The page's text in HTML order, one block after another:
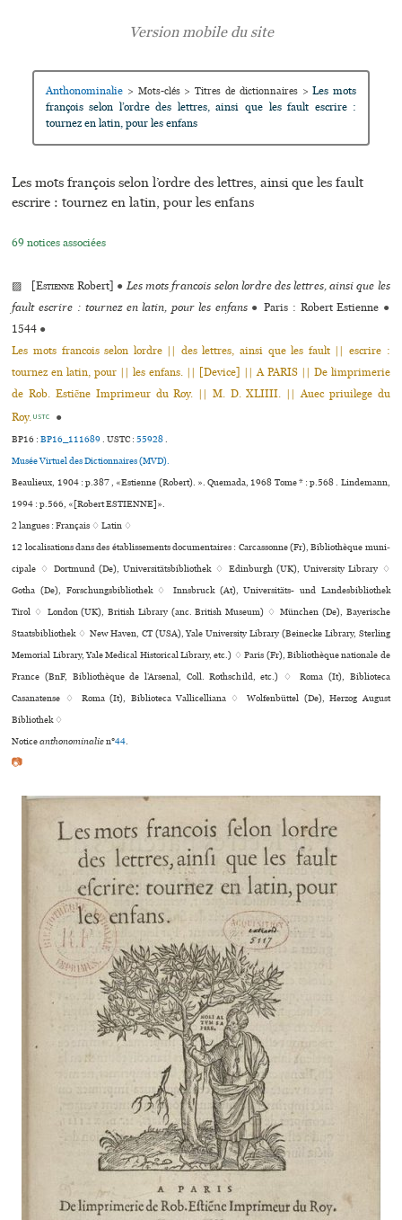
Anthonominalie > Mots-clés > Titres de dictionnaires > Les mots
françois selon l’ordre des lettres, ainsi que les fault escrire :
tournez en latin, pour les enfans
Les mots françois selon l’ordre des lettres, ainsi que les fault
escrire : tournez en latin, pour les enfans
69 notices associées
▨ [Estienne Robert] ● Les mots francois selon lordre des lettres, ainsi que les
fault escrire : tournez en latin, pour les enfans ● Paris : Robert Estienne ●
1544 ●
Les mots francois selon lordre || des lettres, ainsi que les fault || escrire :
tournez en latin, pour || les enfans. || [Device] || A PARIS || De limprimerie
de Rob. Estiẽne Imprimeur du Roy. || M. D. XLIIII. || Auec priuilege du
Roy. USTC ●
BP16 :BP16_111689.USTC :55928.
Musée Virtuel des Dictionnaires (MVD).
Beaulieux, 1904 : p.387 , «Estienne (Robert). ». Quemada, 1968 Tome * : p.568 . Lindemann,
1994 : p.566, «[Robert ESTIENNE]».
2 langues :Français ♢Latin ♢
12 localisations dans des établissements documentaires : Carcassonne (Fr), Bibliothèque muni­
ci­pale ♢ Dortmund (De), Universitätsbibliothek ♢ Edinburgh (UK), University Library ♢
Gotha (De), Forschungsbibliothek ♢ Innsbruck (At), Universitäts- und Landesbibliothek
Tirol ♢ London (UK), British Library (anc. British Museum) ♢ München (De), Bayerische
Staatsbibliothek ♢ New Haven, CT (USA), Yale University Library (Beinecke Library, Sterling
Memorial Library, Yale Medical Historical Library, etc.) ♢ Paris (Fr), Bibliothèque nationale de
France (BnF, Bibliothèque de l’Arsenal, Coll. Rothschild, etc.) ♢ Roma (It), Biblioteca
Casanatense ♢ Roma (It), Biblioteca Vallicelliana ♢ Wolfenbüttel (De), Herzog August
Bibliothek ♢
Noticeanthonominalien°44.
📷